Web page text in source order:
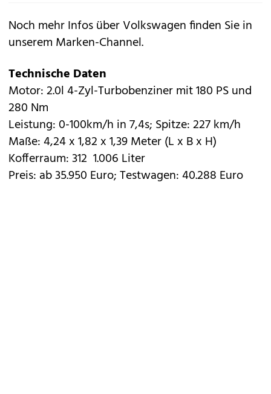
Noch mehr Infos über Volkswagen finden Sie in
unserem Marken-Channel.
Technische Daten
Motor: 2.0l 4-Zyl-Turbobenziner mit 180 PS und
280 Nm
Leistung: 0-100km/h in 7,4s; Spitze: 227 km/h
Maße: 4,24 x 1,82 x 1,39 Meter (L x B x H)
Kofferraum: 312  1.006 Liter
Preis: ab 35.950 Euro; Testwagen: 40.288 Euro